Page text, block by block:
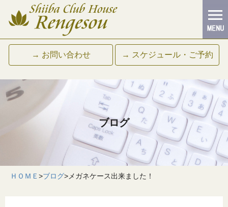
→ お問い合わせ → スケジュール・ご予約
ブログ
ＨＯＭＥ >ブログ> メガネケース出来ました！